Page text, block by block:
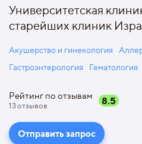
Университетская
старейших клиник
Акушерство и гинекология
Гастроэнтерология
Гематология
Рейтинг по отзывам
13отзывов 8.5
Отправить запрос